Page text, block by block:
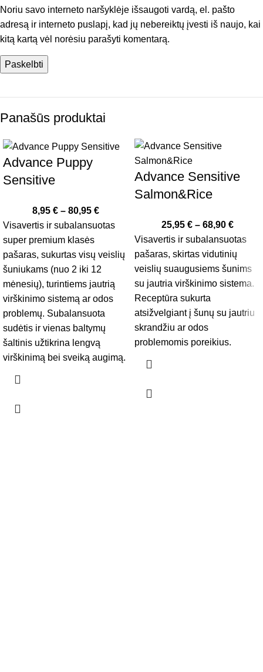
Noriu savo interneto naršyklėje išsaugoti vardą, el. pašto
adresą ir interneto puslapį, kad jų nebereiktų įvesti iš naujo, kai
kitą kartą vėl norėsiu parašyti komentarą.
Panašūs produktai
Advance Puppy
Sensitive
8,95 € – 80,95 €
Visavertis ir subalansuotas
super premium klasės
pašaras, sukurtas visų veislių
šuniukams (nuo 2 iki 12
mėnesių), turintiems jautrią
virškinimo sistemą ar odos
problemų. Subalansuota
sudėtis ir vienas baltymų
šaltinis užtikrina lengvą
virškinimą bei sveiką augimą.
Advance Sensitive
Salmon&Rice
25,95 € – 68,90 €
Visavertis ir subalansuotas
pašaras, skirtas vidutinių
veislių suaugusiems šunims
su jautria virškinimo sistema.
Receptūra sukurta
atsižvelgiant į šunų su jautriu
skrandžiu ar odos
problemomis poreikius.